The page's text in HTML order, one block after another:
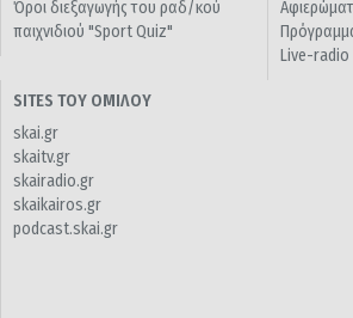
Όροι διεξαγωγής του ραδ/κού
παιχνιδιού "Sport Quiz"
Live-radio
SITES ΤΟΥ ΟΜΙΛΟΥ
skai.gr
skaitv.gr
skairadio.gr
skaikairos.gr
podcast.skai.gr